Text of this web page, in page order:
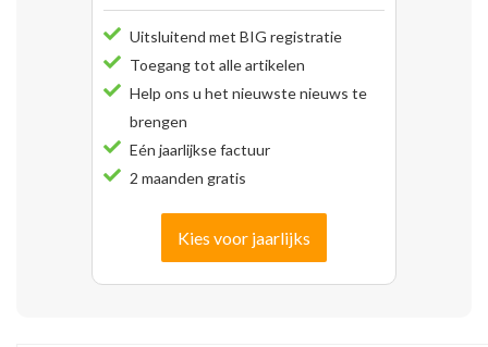
Uitsluitend met BIG registratie
Toegang tot alle artikelen
Help ons u het nieuwste nieuws te
brengen
Eén jaarlijkse factuur
2 maanden gratis
Kies voor jaarlijks